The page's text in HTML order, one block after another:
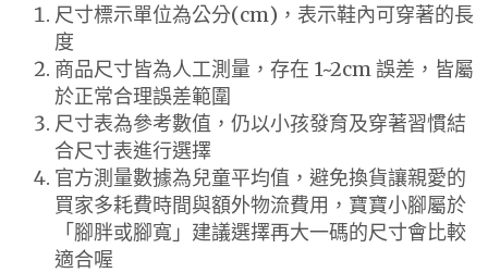
尺寸標示單位為公分(cm)，表示鞋內可穿著的長
度
商品尺寸皆為人工測量，存在 1~2cm 誤差，皆屬
於正常合理誤差範圍
尺寸表為參考數值，仍以小孩發育及穿著習慣結
合尺寸表進行選擇
官方測量數據為兒童平均值，避免換貨讓親愛的
買家多耗費時間與額外物流費用，寶寶小腳屬於
「腳胖或腳寬」建議選擇再大一碼的尺寸會比較
適合喔